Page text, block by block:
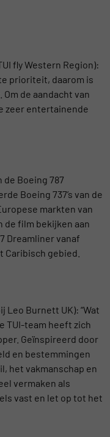
fly Western Region):
prioriteit, daarom is
de aandacht van
zeer entertainende
Boeing 787
Boeing 737’s van de
markten van
de film bekijken aan
Dreamliner vanaf
gebied.
Leo Burnett UK): “Wat
TUI-team heeft zich
Geïnspireerd door
en bestemmingen
het vakmanschap en
vermaken als
vast en let op tot het